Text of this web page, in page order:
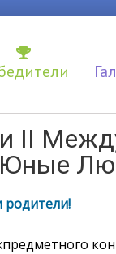
II
родители!